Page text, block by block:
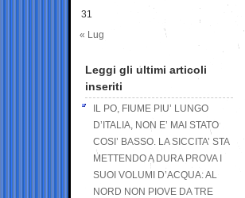
31
« Lug
Leggi gli ultimi articoli
inseriti
IL PO, FIUME PIU’ LUNGO
D’ITALIA, NON E’ MAI STATO
COSI’ BASSO. LA SICCITA’ STA
METTENDO A DURA PROVA I
SUOI VOLUMI D’ACQUA: AL
NORD NON PIOVE DA TRE